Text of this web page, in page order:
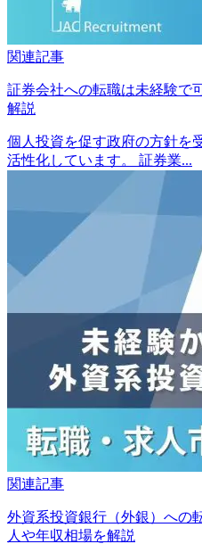
関連記事
証券会社への転職は未経験で
解説
個人投資を促す政府の方針を
活性化しています。 証券業...
関連記事
外資系投資銀行（外銀）への
人や年収相場を解説